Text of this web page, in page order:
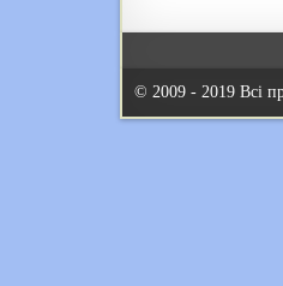
© 2009 - 2019 Всі